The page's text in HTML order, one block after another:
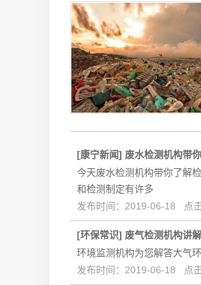
[康宁新闻] 废水检测机构带
今天废水检测机构带你了解
和检测制定有许多
发布时间：2019-06-18 点
[环保常识] 废气检测机构讲
环境监测机构为您解答大气
发布时间：2019-06-18 点